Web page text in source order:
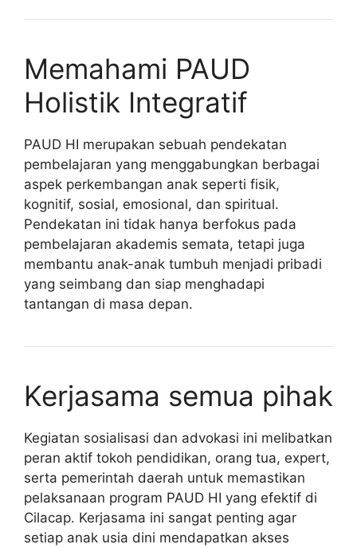
Memahami PAUD
Holistik Integratif
PAUD HI merupakan sebuah pendekatan
pembelajaran yang menggabungkan berbagai
aspek perkembangan anak seperti fisik,
kognitif, sosial, emosional, dan spiritual.
Pendekatan ini tidak hanya berfokus pada
pembelajaran akademis semata, tetapi juga
membantu anak-anak tumbuh menjadi pribadi
yang seimbang dan siap menghadapi
tantangan di masa depan.
Kerjasama semua pihak
Kegiatan sosialisasi dan advokasi ini melibatkan
peran aktif tokoh pendidikan, orang tua, expert,
serta pemerintah daerah untuk memastikan
pelaksanaan program PAUD HI yang efektif di
Cilacap. Kerjasama ini sangat penting agar
setiap anak usia dini mendapatkan akses